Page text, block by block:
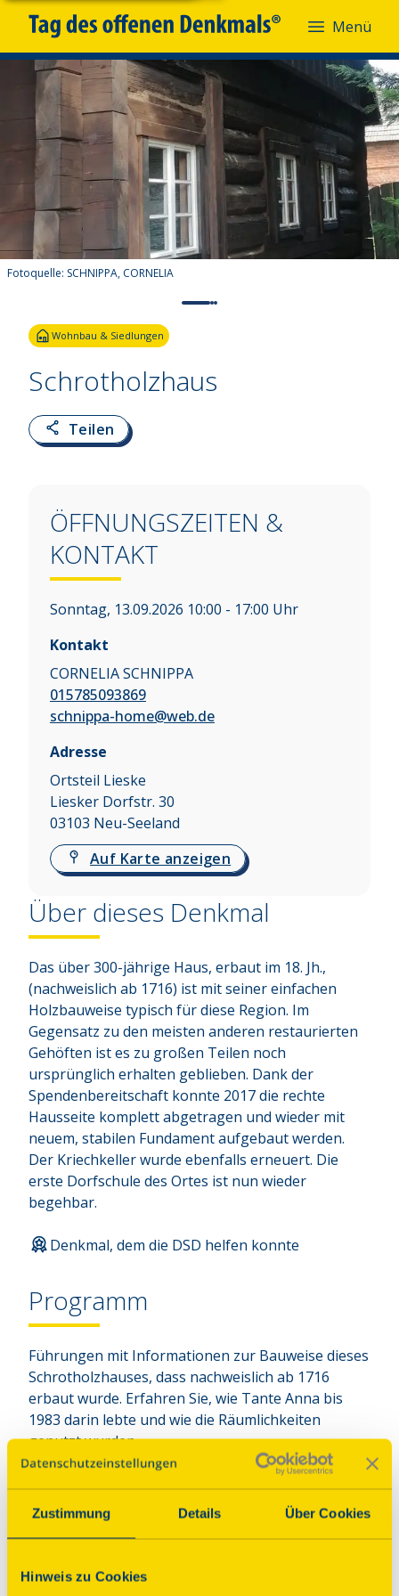
Zustimmung Details Über Cookies
Hinweis zu Cookies
Menü
Fotoquelle: SCHNIPPA, CORNELIA
Wohnbau & Siedlungen
Schrotholzhaus
Teilen
ÖFFNUNGSZEITEN &
KONTAKT
Sonntag, 13.09.2026 10:00 - 17:00 Uhr
Kontakt
CORNELIA SCHNIPPA
015785093869
schnippa-home@web.de
Adresse
Ortsteil Lieske
Liesker Dorfstr. 30
03103 Neu-Seeland
Auf Karte anzeigen
Über dieses Denkmal
Das über 300-jährige Haus, erbaut im 18. Jh.,
(nachweislich ab 1716) ist mit seiner einfachen
Holzbauweise typisch für diese Region. Im
Gegensatz zu den meisten anderen restaurierten
Gehöften ist es zu großen Teilen noch
ursprünglich erhalten geblieben. Dank der
Spendenbereitschaft konnte 2017 die rechte
Hausseite komplett abgetragen und wieder mit
neuem, stabilen Fundament aufgebaut werden.
Der Kriechkeller wurde ebenfalls erneuert. Die
erste Dorfschule des Ortes ist nun wieder
begehbar.
Denkmal, dem die DSD helfen konnte
Programm
Führungen mit Informationen zur Bauweise dieses
Schrotholzhauses, dass nachweislich ab 1716
erbaut wurde. Erfahren Sie, wie Tante Anna bis
1983 darin lebte und wie die Räumlichkeiten
genutzt wurden.
rollstuhlgerecht Parkplatz
Imbissangebot
Hinweise